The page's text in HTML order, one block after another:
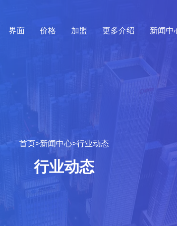
界面 价格 加盟 更多介绍 新闻中
首页>新闻中心>行业动态
行业动态